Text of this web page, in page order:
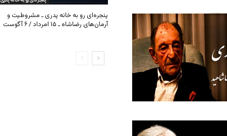
پنجره‌ای رو به خانه پدری ـ مشروطیت و
آرمان‌های رضاشاه ـ ۱۵ امرداد / ۶ آگوست